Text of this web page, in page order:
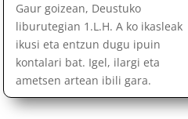
Gaur goizean, Deustuko
liburutegian 1.L.H. A ko ikasleak
ikusi eta entzun dugu ipuin
kontalari bat. Igel, ilargi eta
ametsen artean ibili gara.